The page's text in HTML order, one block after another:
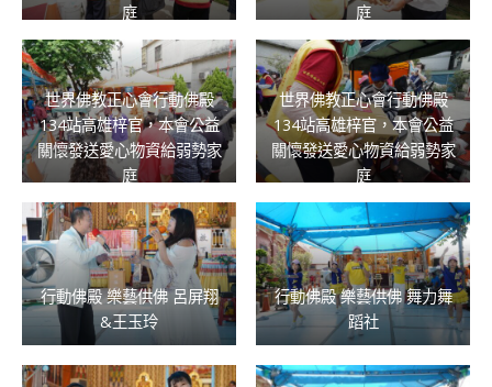
庭
庭
世界佛教正心會行動佛殿
134站高雄梓官，本會公益
關懷發送愛心物資給弱勢家
庭
世界佛教正心會行動佛殿
134站高雄梓官，本會公益
關懷發送愛心物資給弱勢家
庭
行動佛殿 樂藝供佛 呂屏翔
&王玉玲
行動佛殿 樂藝供佛 舞力舞
蹈社